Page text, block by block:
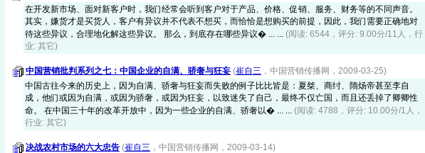
在开发新市场、面对新客户时，我们经常会听到客户对于产品、价格、促销、服务、财务等的不同声音。
其实，嫌货才是买货人，客户有异议并不代表不想买，而恰恰是想购买的前提，因此，我们需要正确地对
待这些异议，合理地化解这些异议。 那么，到底存在哪些异议� ... ... (阅读: 6544，评分: 9.00分/11人，行
业: 其它)
中国营销批判系列之七：中国企业的自满、骄奢与狂妄 (崔自三 ，中国营销传播网，2009-03-25)
中国古往今来的历史上，因为自满、骄奢与狂妄而失败的例子比比皆是：夏桀、商纣、隋炀帝甚至李自
成，他们或因为自满，或因为骄奢，或因为狂妄，以致迷失了自己，最终不仅亡国，而且还丢掉了卿卿性
命。 在中国三十年的改革开放中，因为一些企业的自满、骄奢以� ... ... (阅读: 4788，评分: 10.00分/1人，
行业: 其它)
决战农村市场的六大忠告 (崔自三 ，中国营销传播网，2009-03-14)